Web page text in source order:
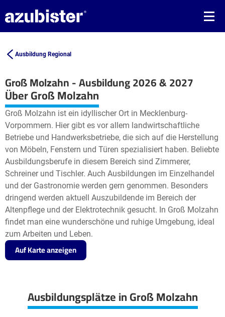
Ausbildung Regional
Groß Molzahn - Ausbildung 2026 & 2027
+
−
Leaflet| ©OpenStreetMap2 contributors
Über Groß Molzahn
Groß Molzahn ist ein idyllischer Ort in Mecklenburg-
Vorpommern. Hier gibt es vor allem landwirtschaftliche
Betriebe und Handwerksbetriebe, die sich auf die Herstellung
von Möbeln, Fenstern und Türen spezialisiert haben. Beliebte
Ausbildungsberufe in diesem Bereich sind Zimmerer,
Schreiner und Tischler. Auch Ausbildungen im Einzelhandel
und der Gastronomie werden gern genommen. Besonders
dringend werden aktuell Auszubildende im Bereich der
Altenpflege und der Elektrotechnik gesucht. In Groß Molzahn
findet man eine wunderschöne und ruhige Umgebung, ideal
zum Arbeiten und Leben.
Auf Karte anzeigen
Ausbildungsplätze in Groß Molzahn